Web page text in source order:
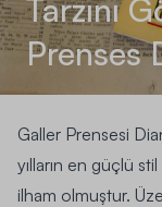
Tarzını
Prenses
Galler Prensesi
yılların en güçlü
ilham olmuştur.